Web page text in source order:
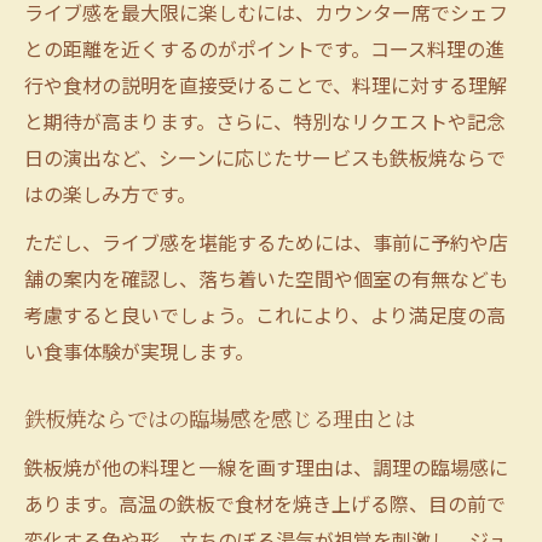
ライブ感を最大限に楽しむには、カウンター席でシェフ
との距離を近くするのがポイントです。コース料理の進
行や食材の説明を直接受けることで、料理に対する理解
と期待が高まります。さらに、特別なリクエストや記念
日の演出など、シーンに応じたサービスも鉄板焼ならで
はの楽しみ方です。
ただし、ライブ感を堪能するためには、事前に予約や店
舗の案内を確認し、落ち着いた空間や個室の有無なども
考慮すると良いでしょう。これにより、より満足度の高
い食事体験が実現します。
鉄板焼ならではの臨場感を感じる理由とは
鉄板焼が他の料理と一線を画す理由は、調理の臨場感に
あります。高温の鉄板で食材を焼き上げる際、目の前で